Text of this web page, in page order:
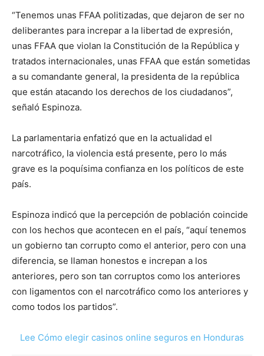
“Tenemos unas FFAA politizadas, que dejaron de ser no
deliberantes para increpar a la libertad de expresión,
unas FFAA que violan la Constitución de la República y
tratados internacionales, unas FFAA que están sometidas
a su comandante general, la presidenta de la república
que están atacando los derechos de los ciudadanos”,
señaló Espinoza.
La parlamentaria enfatizó que en la actualidad el
narcotráfico, la violencia está presente, pero lo más
grave es la poquísima confianza en los políticos de este
país.
Espinoza indicó que la percepción de población coincide
con los hechos que acontecen en el país, “aquí tenemos
un gobierno tan corrupto como el anterior, pero con una
diferencia, se llaman honestos e increpan a los
anteriores, pero son tan corruptos como los anteriores
con ligamentos con el narcotráfico como los anteriores y
como todos los partidos”.
Lee Cómo elegir casinos online seguros en Honduras